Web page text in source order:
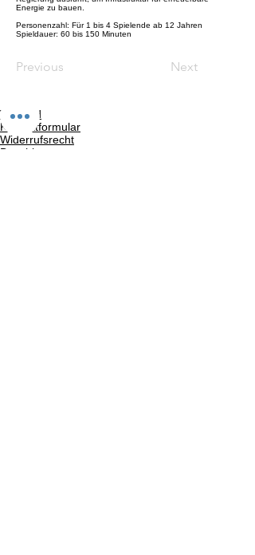
Energie zu bauen.
Personenzahl: Für 1 bis 4 Spielende ab 12 Jahren
Spieldauer: 60 bis 150 Minuten
Previous Next
Versand
Kontaktformular
Widerrufsrecht
Bezahlarten